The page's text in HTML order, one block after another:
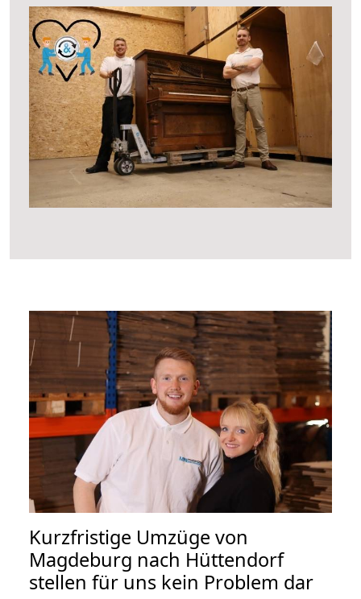
Kurzfristige Umzüge von
Magdeburg nach Hüttendorf
stellen für uns kein Problem dar